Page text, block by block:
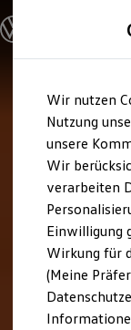
Hauptinhalt
springen
Footer
springen
Modelle und
Modelle
SUV und
Kombis
Schnell
Angebote
Aktuelle
E-Auto-
Die
Wir nutzen
Nutzung
unsere
Wir
verarbeiten
Einwilligung
Wirkung für
(Meine